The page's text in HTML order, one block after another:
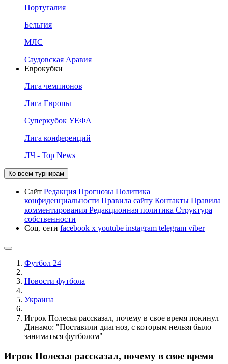
Португалия
Бельгия
МЛС
Саудовская Аравия
Еврокубки
Лига чемпионов
Лига Европы
Суперкубок УЕФА
Лига конференций
ЛЧ - Top News
Ко всем турнирам
Сайт Редакция Прогнозы Политика
конфиденциальности Правила сайту Контакты Правила
комментирования Редакционная политика Структура
собственности
Соц. сети facebook x youtube instagram telegram viber
Футбол 24
Новости футбола
Украина
Игрок Полесья рассказал, почему в свое время покинул
Динамо: "Поставили диагноз, с которым нельзя было
заниматься футболом"
Игрок Полесья рассказал, почему в свое время